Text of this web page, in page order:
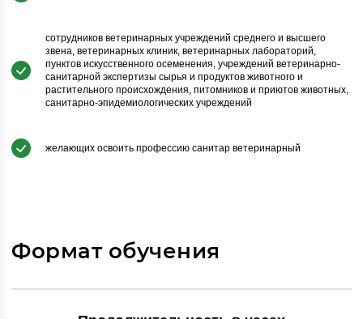
сотрудников ветеринарных учреждений среднего и высшего
звена, ветеринарных клиник, ветеринарных лабораторий,
пунктов искусственного осеменения, учреждений ветеринарно-
санитарной экспертизы сырья и продуктов животного и
растительного происхождения, питомников и приютов животных,
санитарно-эпидемиологических учреждений
желающих освоить профессию санитар ветеринарный
Формат обучения